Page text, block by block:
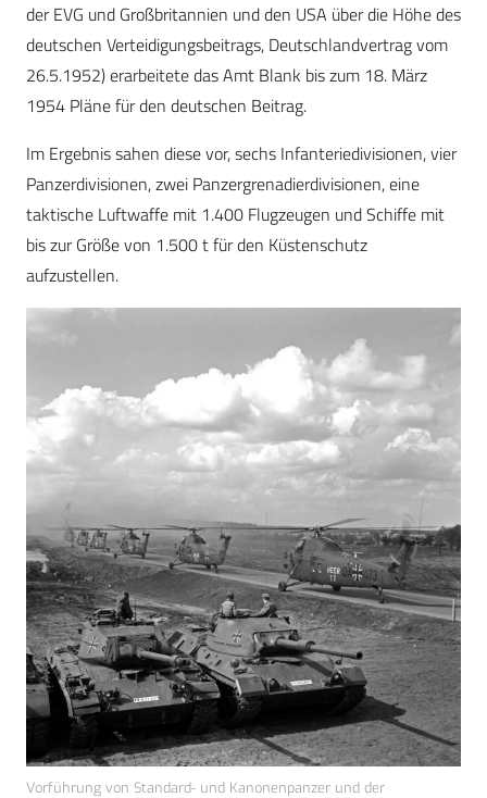
der EVG und Großbritannien und den USA über die Höhe des
deutschen Verteidigungsbeitrags, Deutschlandvertrag vom
26.5.1952) erarbeitete das Amt Blank bis zum 18. März
1954 Pläne für den deutschen Beitrag.
Im Ergebnis sahen diese vor, sechs Infanteriedivisionen, vier
Panzerdivisionen, zwei Panzergrenadierdivisionen, eine
taktische Luftwaffe mit 1.400 Flugzeugen und Schiffe mit
bis zur Größe von 1.500 t für den Küstenschutz
aufzustellen.
Vorführung von Standard- und Kanonenpanzer und der